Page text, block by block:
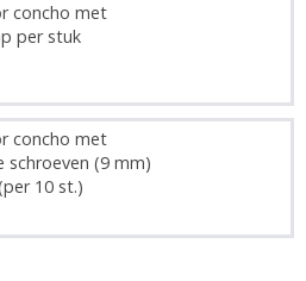
concho met
per stuk
concho met
schroeven (9 mm)
10 st.)